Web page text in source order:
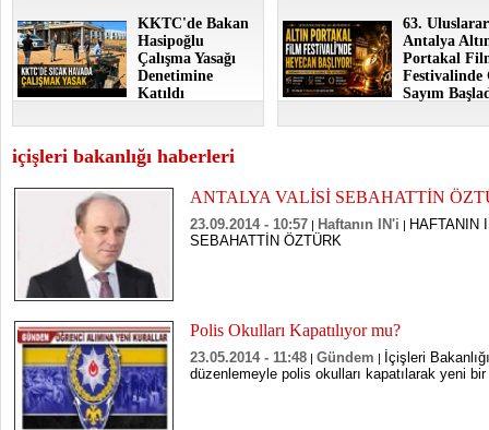
KKTC'de Bakan
Hasipoğlu
Çalışma Yasağı
Denetimine
Katıldı
63.
Antalya
Portakal
Festivalinde
Sayım
içişleri bakanlığı haberleri
ANTALYA VALİSİ SEBAHATTİN
23.09.2014 - 10:57 | Haftanın IN'i | HAFTANIN
SEBAHATTİN ÖZTÜRK
Polis Okulları Kapatılıyor mu?
23.05.2014 - 11:48 | Gündem |
İçişleri
düzenlemeyle polis okulları kapatılarak yeni